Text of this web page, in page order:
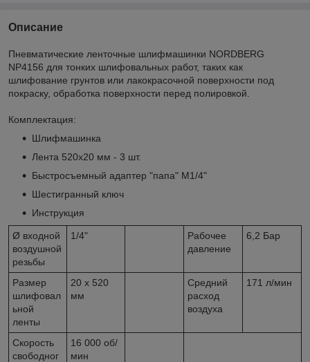
Описание
Пневматические ленточные шлифмашинки NORDBERG
NP4156 для тонких шлифовальных работ, таких как
шлифование грунтов или лакокрасочной поверхности под
покраску, обработка поверхности перед полировкой.
Комплектация:
Шлифмашинка
Лента 520х20 мм - 3 шт.
Быстросъемный адаптер "папа" M1/4"
Шестигранный ключ
Инструкция
Ø входной
воздушной
резьбы
1/4"
Рабочее
давление
6,2 Бар
Размер
шлифовал
ьной
ленты
20 х 520
мм
Средний
расход
воздуха
171 л/мин
Скорость
свободног
16 000 об/
мин